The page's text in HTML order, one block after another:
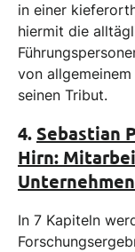
in einer
hiermit die
von
seinen Tribut.
4.Sebastian
Hirn:
In 7 Kapiteln